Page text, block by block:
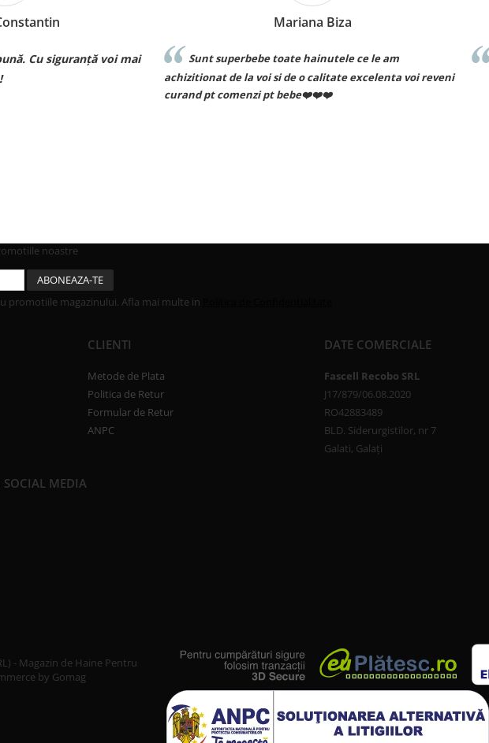
siguranță voi mai
Mariana Biza
Sunt superbebe toate hainutele ce le am
achizitionat de la voi si de o calitate excelenta voi reveni
curand pt comenzi pt bebe❤️❤️❤️
noastre
promotiile magazinului. Afla mai multe in
CLIENTI
Metode de Plata
Politica de Retur
Formular de Retur
ANPC
DATE COMERCIALE
Fascell Recobo SRL
J17/879/06.08.2020
RO42883489
BLD. Siderurgistilor, nr 7
Galati, Galați
SOCIAL MEDIA
- Magazin de Haine Pentru
by Gomag